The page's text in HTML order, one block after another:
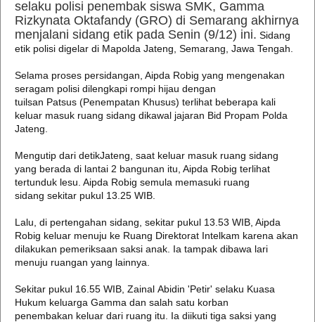
selaku polisi penembak siswa SMK, Gamma
Rizkynata Oktafandy (GRO) di Semarang akhirnya
menjalani sidang etik pada Senin (9/12) ini. Sidang
etik polisi digelar di Mapolda Jateng, Semarang, Jawa Tengah.
Selama proses persidangan, Aipda Robig yang mengenakan
seragam polisi dilengkapi rompi hijau dengan
tuilsan Patsus (Penempatan Khusus) terlihat beberapa kali
keluar masuk ruang sidang dikawal jajaran Bid Propam Polda
Jateng.
Mengutip dari detikJateng, saat keluar masuk ruang sidang
yang berada di lantai 2 bangunan itu, Aipda Robig terlihat
tertunduk lesu. Aipda Robig semula memasuki ruang
sidang sekitar pukul 13.25 WIB.
Lalu, di pertengahan sidang, sekitar pukul 13.53 WIB, Aipda
Robig keluar menuju ke Ruang Direktorat Intelkam karena akan
dilakukan pemeriksaan saksi anak. Ia tampak dibawa lari
menuju ruangan yang lainnya.
Sekitar pukul 16.55 WIB, Zainal Abidin 'Petir' selaku Kuasa
Hukum keluarga Gamma dan salah satu korban
penembakan keluar dari ruang itu. Ia diikuti tiga saksi yang